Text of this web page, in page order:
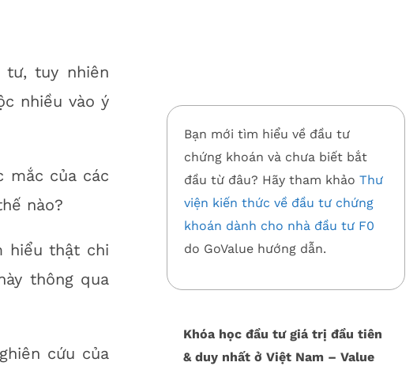
tư, tuy nhiên
nhiều vào ý
mắc của các
nào?
hiểu thật chi
thông qua
cứu của
Bạn mới tìm hiểu về đầu tư
chứng khoán và chưa biết bắt
đầu từ đâu? Hãy tham khảoThư
viện kiến thức về đầu tư chứng
khoán dành cho nhà đầu tư F0
do GoValue hướng dẫn.
Khóa học đầu tư giá trị đầu tiên
& duy nhất ở Việt Nam – Value